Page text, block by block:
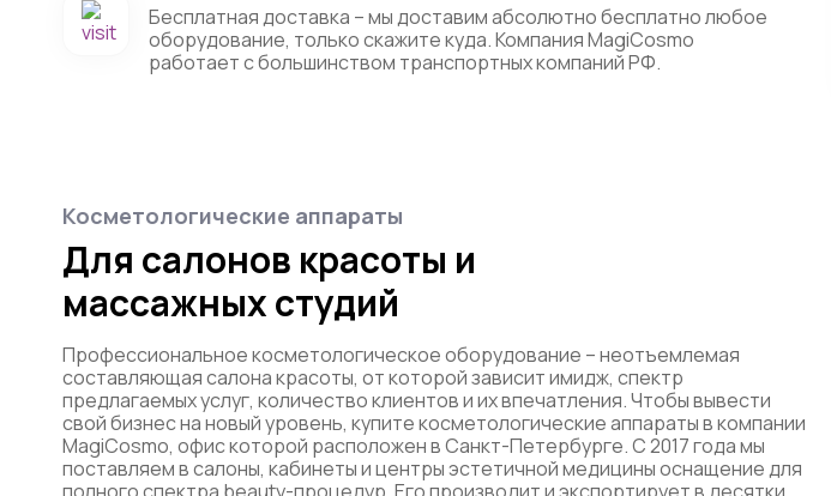
Бесплатная доставка – мы доставим абсолютно бесплатно любое
оборудование, только скажите куда. Компания MagiCosmo
работает с большинством транспортных компаний РФ.
Косметологические аппараты
Для салонов красоты и
массажных студий
Профессиональное косметологическое оборудование – неотъемлемая
составляющая салона красоты, от которой зависит имидж, спектр
предлагаемых услуг, количество клиентов и их впечатления. Чтобы вывести
свой бизнес на новый уровень, купите косметологические аппараты в компании
MagiCosmo, офис которой расположен в Санкт-Петербурге. С 2017 года мы
поставляем в салоны, кабинеты и центры эстетичной медицины оснащение для